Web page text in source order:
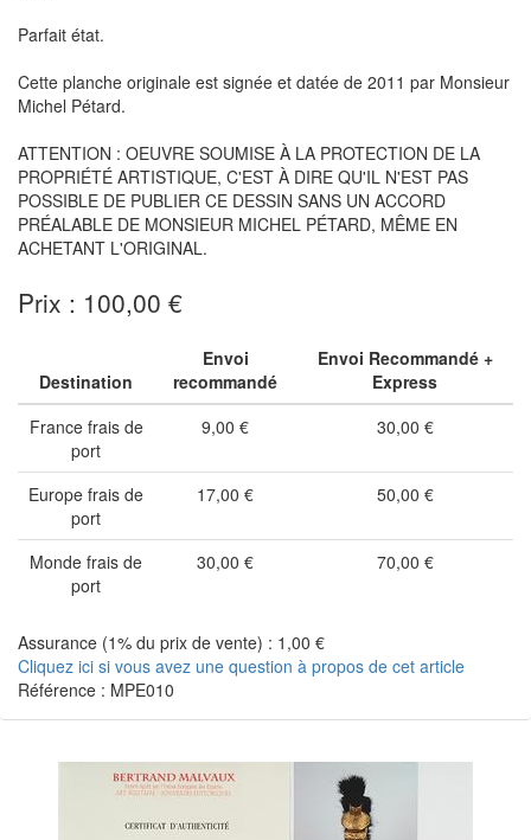
Parfait état.
Cette planche originale est signée et datée de 2011 par Monsieur
Michel Pétard.
ATTENTION : OEUVRE SOUMISE À LA PROTECTION DE LA
PROPRIÉTÉ ARTISTIQUE, C'EST À DIRE QU'IL N'EST PAS
POSSIBLE DE PUBLIER CE DESSIN SANS UN ACCORD
PRÉALABLE DE MONSIEUR MICHEL PÉTARD, MÊME EN
ACHETANT L'ORIGINAL.
Prix : 100,00 €
Destination
Envoi
recommandé
Envoi Recommandé +
Express
France frais de
port
9,00 € 30,00 €
Europe frais de
port
17,00 € 50,00 €
Monde frais de
port
30,00 € 70,00 €
Assurance (1% du prix de vente) : 1,00 €
Cliquez ici si vous avez une question à propos de cet article
Référence : MPE010